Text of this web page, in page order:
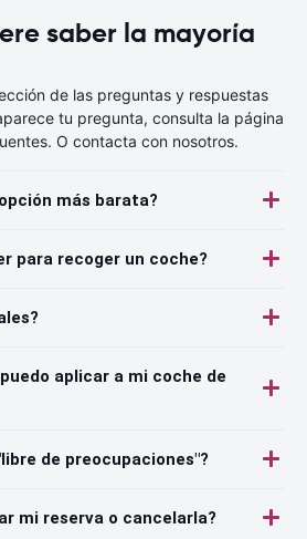
saber la mayoría
de las preguntas y respuestas
tu pregunta, consulta la página
O contacta con nosotros.
más barata?
para recoger un coche?
aplicar a mi coche de
de preocupaciones"?
mi reserva o cancelarla?